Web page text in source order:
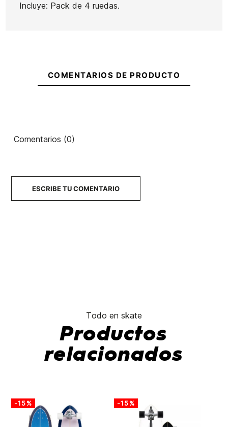
Incluye: Pack de 4 ruedas.
COMENTARIOS DE PRODUCTO
Comentarios (0)
ESCRIBE TU COMENTARIO
Todo en skate
Productos
relacionados
-15% -15%